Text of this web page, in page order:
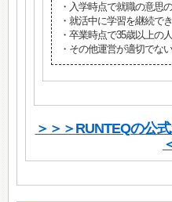
・入学時点で就職の意思
・就活中に学習を継続で
・卒業時点で35歳以上の人
・その他運営が適切でな
＞＞＞RUNTEQの公